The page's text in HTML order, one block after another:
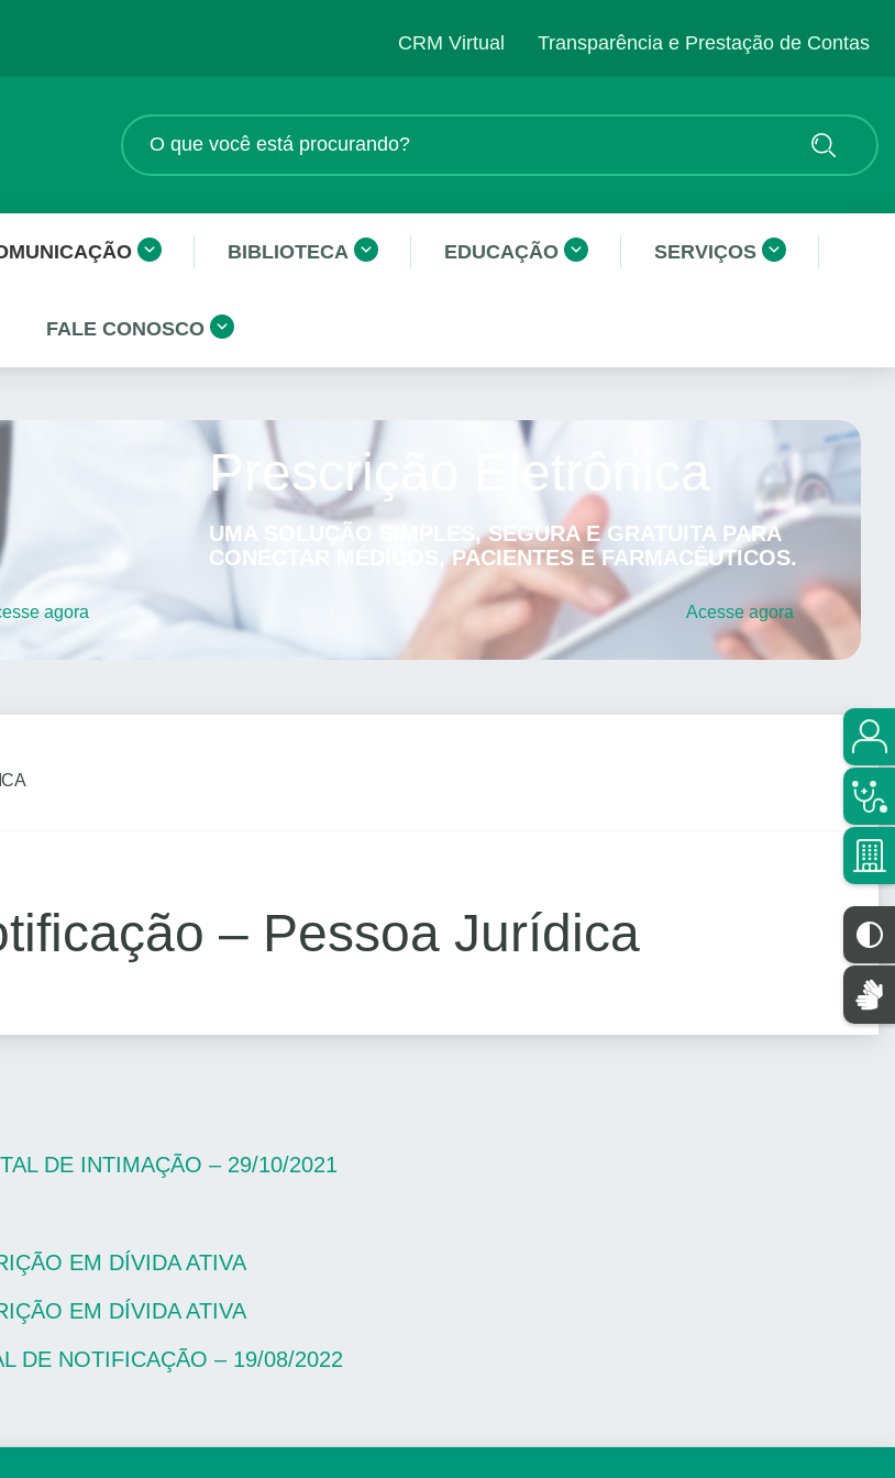
CRM Virtual Transparência e Prestação de Contas
BIBLIOTECA EDUCAÇÃO SERVIÇOS
FALE CONOSCO
agora
Prescrição Eletrônica
UMA SOLUÇÃO SIMPLES, SEGURA E GRATUITA PARA
CONECTAR MÉDICOS, PACIENTES E FARMACÊUTICOS.
Acesseagora
– Pessoa Jurídica
DE INTIMAÇÃO – 29/10/2021
EM DÍVIDA ATIVA
EM DÍVIDA ATIVA
DE NOTIFICAÇÃO – 19/08/2022